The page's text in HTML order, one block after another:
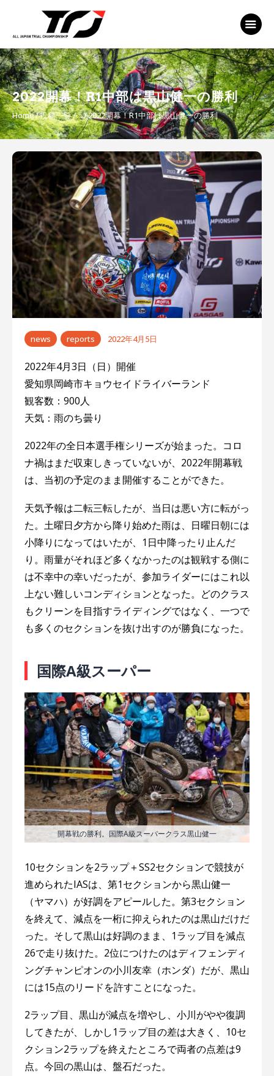
2022開幕！R1中部は黒山健一の勝利
Home 投稿一覧 ... 2022開幕！R1中部は黒山健一の勝利
MFJ 全日本トライアル選手権
EVENT
TRJ ランキング
MSP Motosports
Promotion TOP
news reports 2022年4月5日
2022年4月3日（日）開催
愛知県岡崎市キョウセイドライバーランド
観客数：900人
天気：雨のち曇り
2022年の全日本選手権シリーズが始まった。コロ
ナ禍はまだ収束しきっていないが、2022年開幕戦
は、当初の予定のまま開催することができた。
天気予報は二転三転したが、当日は悪い方に転がっ
た。土曜日夕方から降り始めた雨は、日曜日朝には
小降りになってはいたが、1日中降ったり止んだ
り。雨量がそれほど多くなかったのは観戦する側に
は不幸中の幸いだったが、参加ライダーにはこれ以
上ない難しいコンディションとなった。どのクラス
もクリーンを目指すライディングではなく、一つで
も多くのセクションを抜け出すのが勝負になった。
国際A級スーパー
開幕戦の勝利。国際A級スーパークラス黒山健一
10セクションを2ラップ＋SS2セクションで競技が
進められたIASは、第1セクションから黒山健一
（ヤマハ）が好調をアピールした。第3セクション
を終えて、減点を一桁に抑えられたのは黒山だけだ
った。そして黒山は好調のまま、1ラップ目を減点
26で走り抜けた。2位につけたのはディフェンディ
ングチャンピオンの小川友幸（ホンダ）だが、黒山
には15点のリードを許すことになった。
2ラップ目、黒山が減点を増やし、小川がやや復調
してきたが、しかし1ラップ目の差は大きく、10セ
クション2ラップを終えたところで両者の点差は9
点。今回の黒山は、盤石だった。
投
稿
ナ
ビ
ゲ
ー
シ
ョ
ン